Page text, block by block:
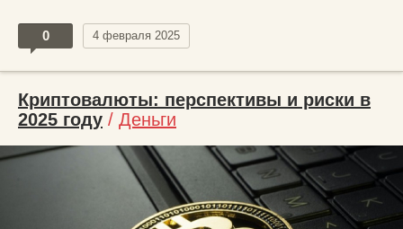
0 4 февраля 2025
Криптовалюты: перспективы и риски в
2025 году / Деньги